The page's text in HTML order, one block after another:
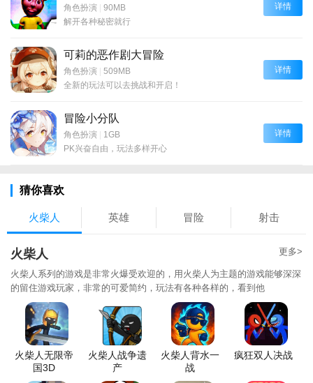
角色扮演 | 90MB
解开各种秘密就行
详情
可莉的恶作剧大冒险
角色扮演 | 509MB
全新的玩法可以去挑战和开启！
详情
冒险小分队
角色扮演 | 1GB
PK兴奋自由，玩法多样开心
详情
猜你喜欢
火柴人 英雄 冒险 射击
火柴人 更多>
火柴人系列的游戏是非常火爆受欢迎的，用火柴人为主题的游戏能够深深
的留住游戏玩家，非常的可爱简约，玩法有各种各样的，看到他
火柴人无限帝
国3D
火柴人战争遗
产
火柴人背水一
战
疯狂双人决战